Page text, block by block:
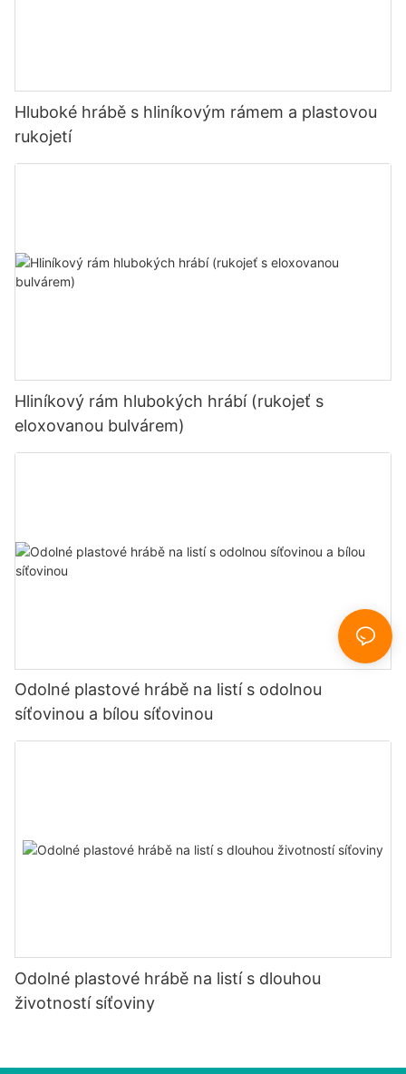
Hluboké hrábě s hliníkovým rámem a plastovou
rukojetí
Hliníkový rám hlubokých hrábí (rukojeť s
eloxovanou bulvárem)
Odolné plastové hrábě na listí s odolnou
síťovinou a bílou síťovinou
Odolné plastové hrábě na listí s dlouhou
životností síťoviny